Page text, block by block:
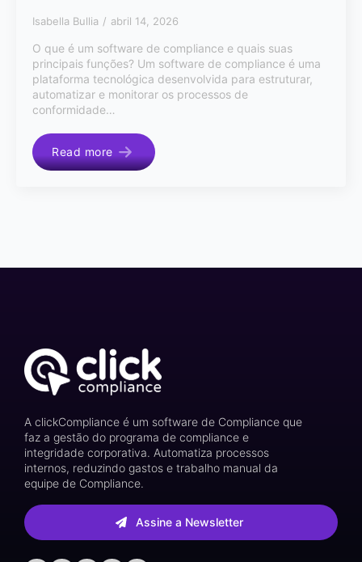
Isabella Bullia abril 14, 2026
O que é um software de compliance e quais suas
principais funções? Um software de compliance é uma
plataforma tecnológica desenvolvida para estruturar,
automatizar e monitorar os processos de
conformidade…
Read more
A clickCompliance é um software de Compliance que
faz a gestão do programa de compliance e
integridade corporativa. Automatiza processos
internos, reduzindo gastos e trabalho manual da
equipe de Compliance.
Assine a Newsletter